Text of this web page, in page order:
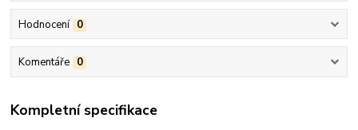
Hodnocení 0
Komentáře 0
Kompletní specifikace